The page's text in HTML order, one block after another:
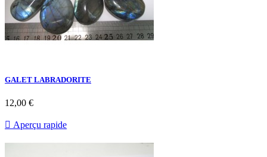
GALET LABRADORITE
12,00 €
 Aperçu rapide